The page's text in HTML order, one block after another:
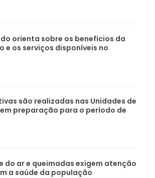
orienta sobre os benefícios da
e os serviços disponíveis no
são realizadas nas Unidades de
preparação para o período de
do ar e queimadas exigem atenção
a saúde da população